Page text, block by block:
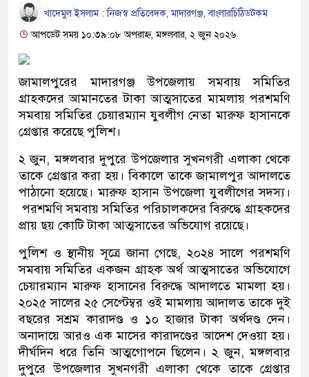
খাদেমুল ইসলাম : নিজস্ব প্রতিবেদক, মাদারগঞ্জ, বাংলারচিঠিডটকম
আপডেট সময় ১০:৩৯:০৮ অপরাহ্ন, মঙ্গলবার, ২ জুন ২০২৬
জামালপুরের মাদারগঞ্জ উপজেলায় সমবায় সমিতির
গ্রাহকদের আমানতের টাকা আত্মসাতের মামলায় পরশমণি
সমবায় সমিতির চেয়ারম্যান যুবলীগ নেতা মারুফ হাসানকে
গ্রেপ্তার করেছে পুলিশ।
২ জুন, মঙ্গলবার দুপুরে উপজেলার সুখনগরী এলাকা থেকে
তাকে গ্রেপ্তার করা হয়। বিকালে তাকে জামালপুর আদালতে
পাঠানো হয়েছে। মারুফ হাসান উপজেলা যুবলীগের সদস্য।
পরশমণি সমবায় সমিতির পরিচালকদের বিরুদ্ধে গ্রাহকদের
প্রায় ছয় কোটি টাকা আত্মসাতের অভিযোগ রয়েছে।
পুলিশ ও স্থানীয় সূত্রে জানা গেছে, ২০২৪ সালে পরশমণি
সমবায় সমিতির একজন গ্রাহক অর্থ আত্মসাতের অভিযোগে
চেয়ারম্যান মারুফ হাসানের বিরুদ্ধে আদালতে মামলা হয়।
২০২৫ সালের ২৫ সেপ্টেম্বর ওই মামলায় আদালত তাকে দুই
বছরের সশ্রম কারাদণ্ড ও ১০ হাজার টাকা অর্থদণ্ড দেন।
অনাদায়ে আরও এক মাসের কারাদণ্ডের আদেশ দেওয়া হয়।
দীর্ঘদিন ধরে তিনি আত্মগোপনে ছিলেন। ২ জুন, মঙ্গলবার
দুপুরে উপজেলার সুখনগরী এলাকা থেকে তাকে গ্রেপ্তার